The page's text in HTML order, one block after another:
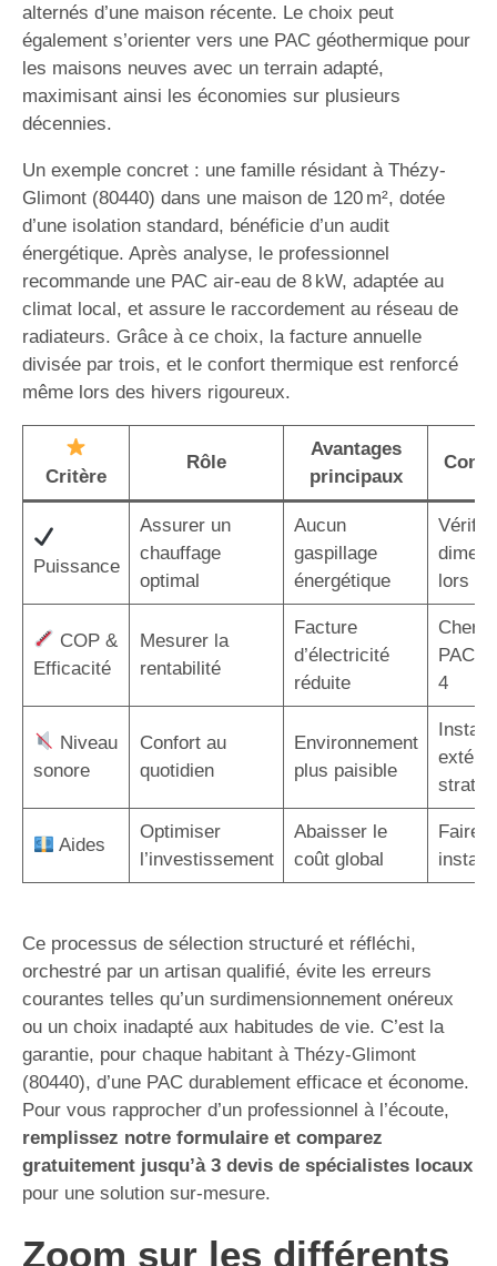
alternés d’une maison récente. Le choix peut
également s’orienter vers une PAC géothermique pour
les maisons neuves avec un terrain adapté,
maximisant ainsi les économies sur plusieurs
décennies.
Un exemple concret : une famille résidant à Thézy-
Glimont (80440) dans une maison de 120 m², dotée
d’une isolation standard, bénéficie d’un audit
énergétique. Après analyse, le professionnel
recommande une PAC air-eau de 8 kW, adaptée au
climat local, et assure le raccordement au réseau de
radiateurs. Grâce à ce choix, la facture annuelle
divisée par trois, et le confort thermique est renforcé
même lors des hivers rigoureux.
Critère
Rôle
Avantages
principaux
Puissance
Assurer un
chauffage
optimal
Aucun
gaspillage
énergétique
lors de
COP &
Efficacité
Mesurer la
rentabilité
Facture
d’électricité
réduite
PAC
4
Niveau
sonore
Confort au
quotidien
Environnement
plus paisible
Aides
Optimiser
l’investissement
Abaisser le
coût global
Faire
Ce processus de sélection structuré et réfléchi,
orchestré par un artisan qualifié, évite les erreurs
courantes telles qu’un surdimensionnement onéreux
ou un choix inadapté aux habitudes de vie. C’est la
garantie, pour chaque habitant à Thézy-Glimont
(80440), d’une PAC durablement efficace et économe.
Pour vous rapprocher d’un professionnel à l’écoute,
remplissez notre formulaire et comparez
gratuitement jusqu’à 3 devis de spécialistes locaux
pour une solution sur-mesure.
Zoom sur les différents